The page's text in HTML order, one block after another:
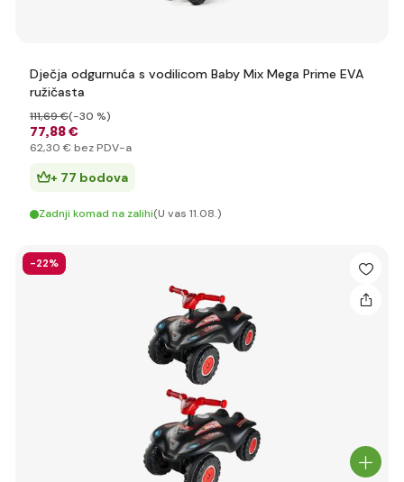
Dječja odgurnuća s vodilicom Baby Mix Mega Prime EVA
ružičasta
77,88 €
111,69 €(-30 %)
62,30 € bez PDV-a
+ 77 bodova
Zadnji komad na zalihi(U vas 11.08.)
-22%